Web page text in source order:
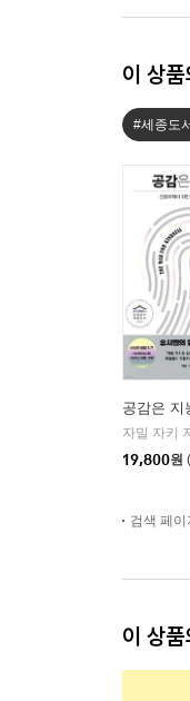
이 상
#세종도
공감은 지
자밀 자키
19,800원
검색 페
이 상